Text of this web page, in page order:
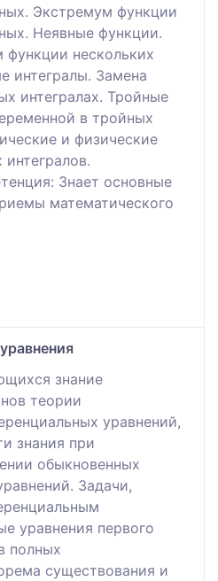
Экстремум функции
Неявные функции.
нескольких
интегралы. Замена
интегралах. Тройные
в тройных
и физические
Знает основные
математического
знание
теории
уравнений,
знания при
обыкновенных
Задачи,
уравнения первого
полных
существования и